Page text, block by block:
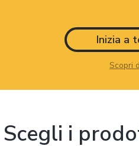
Inizia a
Scopri
Scegli i